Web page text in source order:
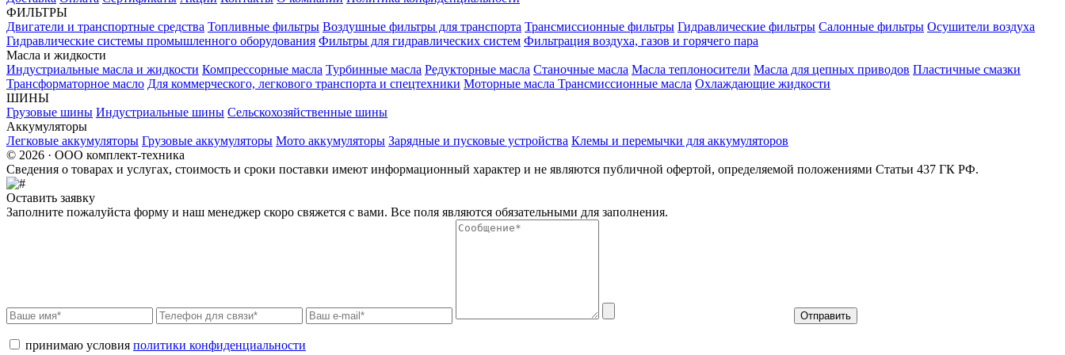
ФИЛЬТРЫ
Двигатели и транспортные средства Топливные фильтры Воздушные фильтры для транспорта Трансмиссионные фильтры Гидравлические фильтры Салонные фильтры Осушители воздуха
Гидравлические системы промышленного оборудования Фильтры для гидравлических систем Фильтрация воздуха, газов и горячего пара
Масла и жидкости
Индустриальные масла и жидкости Компрессорные масла Турбинные масла Редукторные масла Станочные масла Масла теплоносители Масла для цепных приводов Пластичные смазки
Трансформаторное масло Для коммерческого, легкового транспорта и спецтехники Моторные масла Трансмиссионные масла Охлаждающие жидкости
ШИНЫ
Грузовые шины Индустриальные шины Сельскохозяйственные шины
Аккумуляторы
Легковые аккумуляторы Грузовые аккумуляторы Мото аккумуляторы Зарядные и пусковые устройства Клемы и перемычки для аккумуляторов
© 2026 · ООО комплект-техника
Сведения о товарах и услугах, стоимость и сроки поставки имеют информационный характер и не являются публичной офертой, определяемой положениями Статьи 437 ГК РФ.
Оставить заявку
Заполните пожалуйста форму и наш менеджер скоро свяжется с вами. Все поля являются обязательными для заполнения.
Отправить
принимаю условия политики конфиденциальности